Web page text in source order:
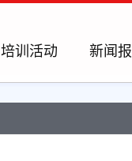
培训活动 新闻